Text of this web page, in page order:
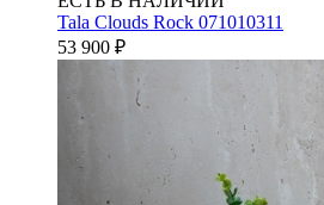
Tala Clouds Rock 071010311
53 900 ₽